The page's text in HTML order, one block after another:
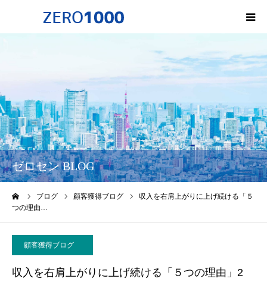
ゼロセン BLOG
ブログ 顧客獲得ブログ
収入を右肩上がりに上げ続ける「５
つの理由…
顧客獲得ブログ
収入を右肩上がりに上げ続ける「５つの理由」2
サービス一覧・料金
会社概要